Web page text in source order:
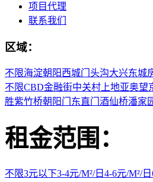
项目代理
联系我们
区域：
不限海淀朝阳西城门头沟大兴东城
不限CBD金融街中关村 上地亚奥望
胜紫竹桥朝阳门 东直门 酒仙桥潘家
租金范围：
不限3元以下3-4元/M²/日 4-6元/M²/日